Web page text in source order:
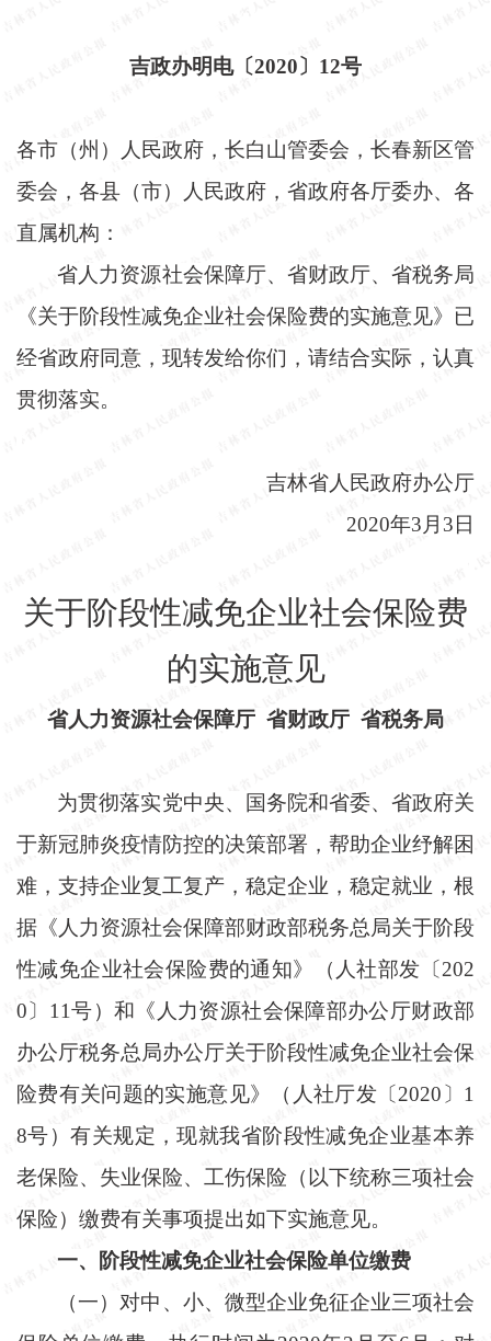
吉政办明电〔2020〕12号
各市（州）人民政府，长白山管委会，长春新区管
委会，各县（市）人民政府，省政府各厅委办、各
直属机构：
省人力资源社会保障厅、省财政厅、省税务局
《关于阶段性减免企业社会保险费的实施意见》已
经省政府同意，现转发给你们，请结合实际，认真
贯彻落实。
吉林省人民政府办公厅
2020年3月3日
关于阶段性减免企业社会保险费
的实施意见
省人力资源社会保障厅 省财政厅 省税务局
为贯彻落实党中央、国务院和省委、省政府关
于新冠肺炎疫情防控的决策部署，帮助企业纾解困
难，支持企业复工复产，稳定企业，稳定就业，根
据《人力资源社会保障部财政部税务总局关于阶段
性减免企业社会保险费的通知》（人社部发〔202
0〕11号）和《人力资源社会保障部办公厅财政部
办公厅税务总局办公厅关于阶段性减免企业社会保
险费有关问题的实施意见》（人社厅发〔2020〕1
8号）有关规定，现就我省阶段性减免企业基本养
老保险、失业保险、工伤保险（以下统称三项社会
保险）缴费有关事项提出如下实施意见。
一、阶段性减免企业社会保险单位缴费
（一）对中、小、微型企业免征企业三项社会